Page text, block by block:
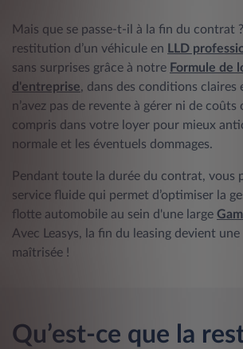
Mais que se passe-t-il à la fin du contrat
restitution d’un véhicule en LLD
sans surprises grâce à notre Formule de
d'entreprise, dans des conditions claires
n’avez pas de revente à gérer ni de coûts
compris dans votre loyer pour mieux
normale et les éventuels dommages.
Pendant toute la durée du contrat, vous
service fluide qui permet d’optimiser la
flotte automobile au sein d'une large
Avec Leasys, la fin du leasing devient
maîtrisée !
Qu’est-ce que la